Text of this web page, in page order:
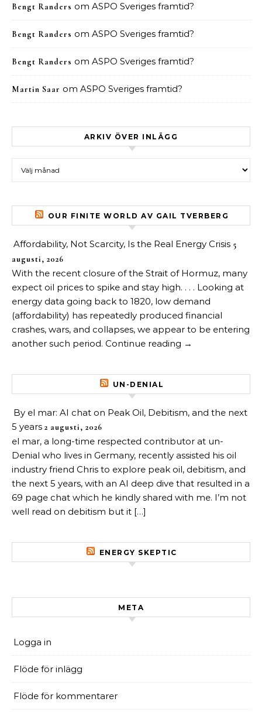
Bengt Randers om ASPO Sveriges framtid?
Bengt Randers om ASPO Sveriges framtid?
Bengt Randers om ASPO Sveriges framtid?
Martin Saar om ASPO Sveriges framtid?
ARKIV ÖVER INLÄGG
OUR FINITE WORLD AV GAIL TVERBERG
Affordability, Not Scarcity, Is the Real Energy Crisis 5
augusti, 2026
With the recent closure of the Strait of Hormuz, many
expect oil prices to spike and stay high. . . . Looking at
energy data going back to 1820, low demand
(affordability) has repeatedly produced financial
crashes, wars, and collapses, we appear to be entering
another such period. Continue reading →
UN-DENIAL
By el mar: AI chat on Peak Oil, Debitism, and the next
5 years 2 augusti, 2026
el mar, a long-time respected contributor at un-
Denial who lives in Germany, recently assisted his oil
industry friend Chris to explore peak oil, debitism, and
the next 5 years, with an AI deep dive that resulted in a
69 page chat which he kindly shared with me. I’m not
well read on debitism but it […]
ENERGY SKEPTIC
META
Logga in
Flöde för inlägg
Flöde för kommentarer